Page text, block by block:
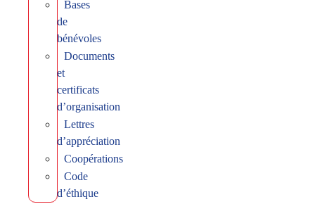
Bases
de
bénévoles
Documents
et
certificats
d’organisation
Lettres
d’appréciation
Coopérations
Code
d’éthique